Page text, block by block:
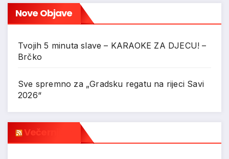
Nove Objave
Tvojih 5 minuta slave – KARAOKE ZA DJECU! –
Brčko
Sve spremno za „Gradsku regatu na rijeci Savi
2026“
Večernji.hr